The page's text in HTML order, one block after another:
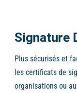
Signature
Plus sécurisés et
les certificats de
organisations ou